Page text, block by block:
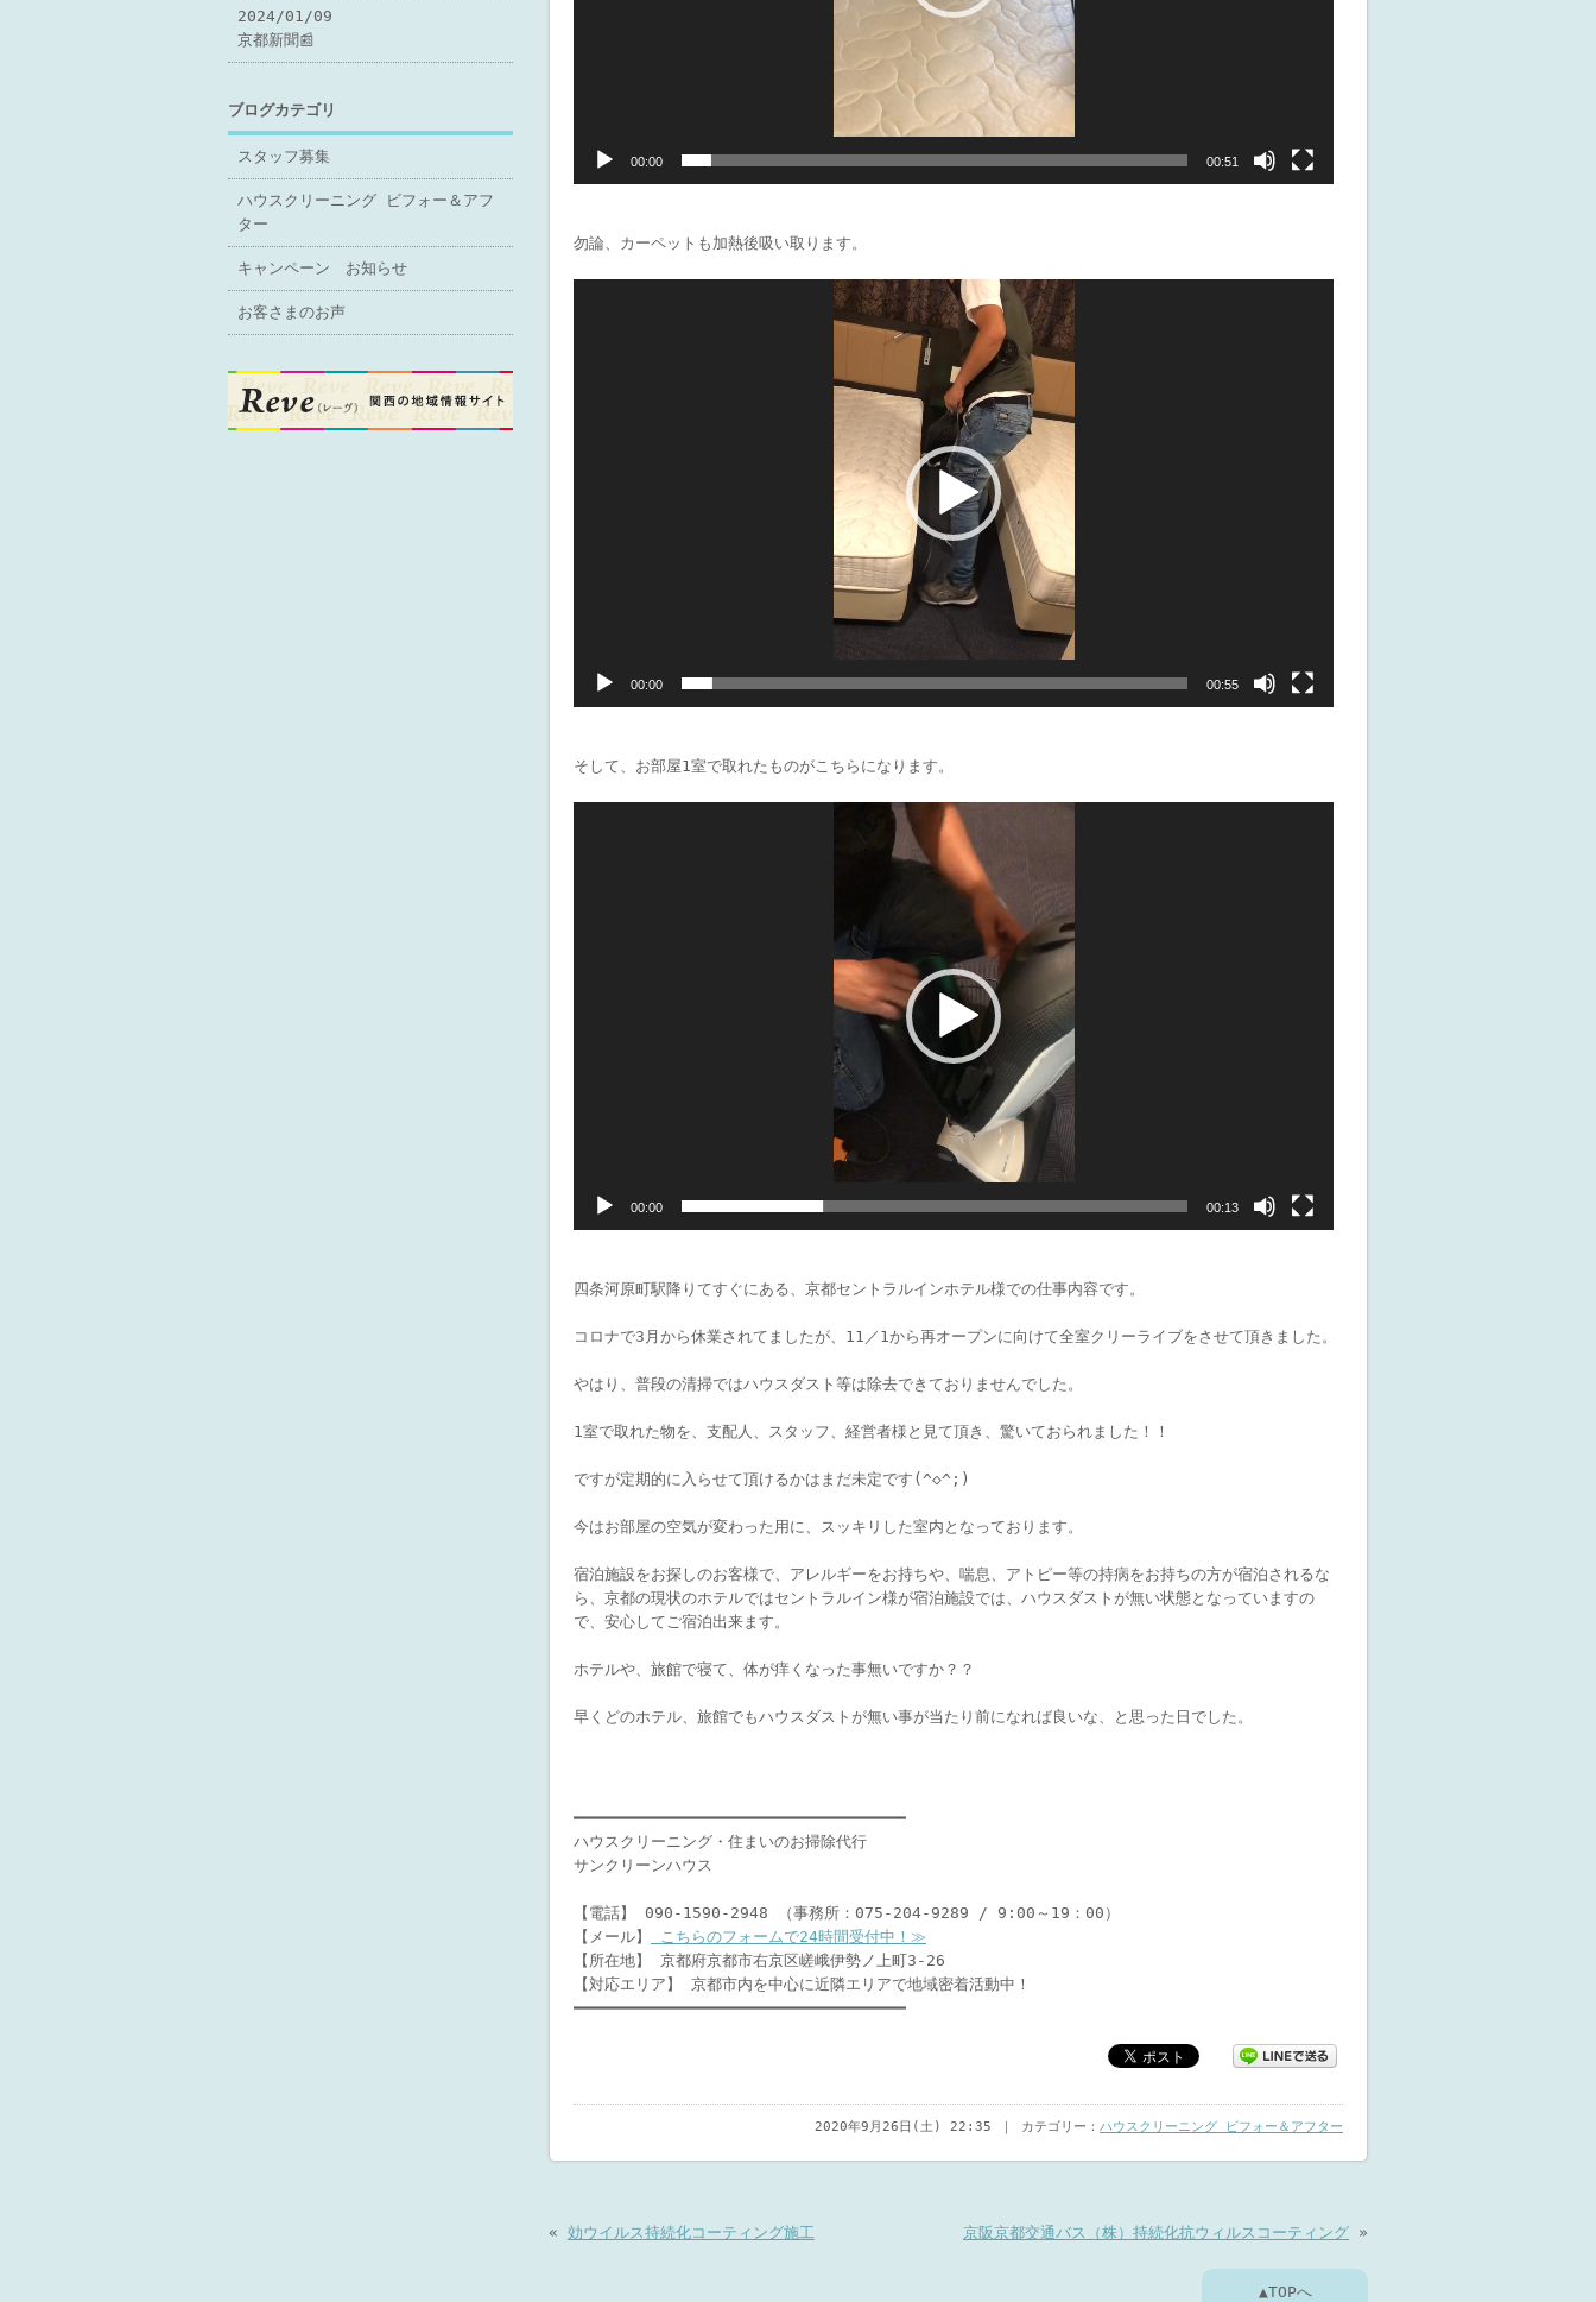
00:00 00:51
勿論、カーペットも加熱後吸い取ります。
00:00 00:55
そして、お部屋1室で取れたものがこちらになります。
00:00 00:13
四条河原町駅降りてすぐにある、京都セントラルインホテル様での仕事内容です。
コロナで3月から休業されてましたが、11／1から再オープンに向けて全室クリーライブをさせて頂きました。
やはり、普段の清掃ではハウスダスト等は除去できておりませんでした。
1室で取れた物を、支配人、スタッフ、経営者様と見て頂き、驚いておられました！！
ですが定期的に入らせて頂けるかはまだ未定です(^◇^;)
今はお部屋の空気が変わった用に、スッキリした室内となっております。
宿泊施設をお探しのお客様で、アレルギーをお持ちや、喘息、アトピー等の持病をお持ちの方が宿泊されるな
ら、京都の現状のホテルではセントラルイン様が宿泊施設では、ハウスダストが無い状態となっていますの
で、安心してご宿泊出来ます。
ホテルや、旅館で寝て、体が痒くなった事無いですか？？
早くどのホテル、旅館でもハウスダストが無い事が当たり前になれば良いな、と思った日でした。
━━━━━━━━━━━━━━━━━━━━━━━━━━━━━━━━━━━
ハウスクリーニング・住まいのお掃除代行
サンクリーンハウス
【電話】 090-1590-2948 （事務所：075-204-9289 / 9:00～19：00）
【メール】
こちらのフォームで24時間受付中！≫
【所在地】 京都府京都市右京区嵯峨伊勢ノ上町3-26
【対応エリア】 京都市内を中心に近隣エリアで地域密着活動中！
━━━━━━━━━━━━━━━━━━━━━━━━━━━━━━━━━━━
2020年9月26日(土) 22:35 ｜ カテゴリー： ハウスクリーニング ビフォー＆アフター
« 効ウイルス持続化コーティング施工 京阪京都交通バス（株）持続化抗ウィルスコーティング »
2024/01/09
京都新聞📰
ブログカテゴリ
スタッフ募集
ハウスクリーニング ビフォー＆アフ
ター
キャンペーン お知らせ
お客さまのお声
▲TOPへ